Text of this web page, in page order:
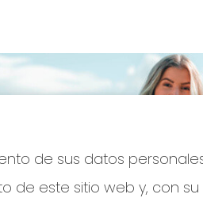
de sus datos
de este sitio web y, con